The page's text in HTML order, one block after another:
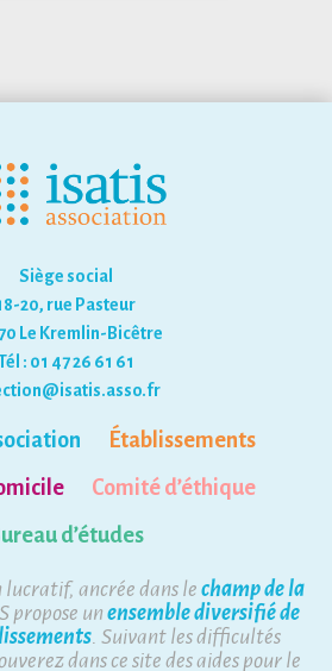
Siège social
20, rue Pasteur
Le Kremlin-Bicêtre
: 01 47 26 61 61
Établissements
Comité d’éthique
d’études
lucratif, ancrée dans lechamp de la
propose un ensemble diversifié de
. Suivant les difficultés
dans ce site des aides pour le